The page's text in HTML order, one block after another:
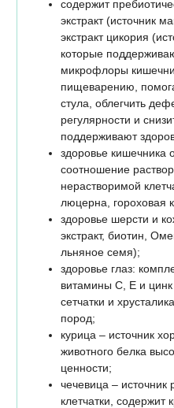
содержит
экстракт (источник
экстракт цикория
которые
микрофлоры
пищеварению,
стула, облегчить
регулярности и
поддерживают
здоровье кишечника
соотношение
нерастворимой
люцерна, гороховая
здоровье шерсти и
экстракт, биотин,
льняное семя);
здоровье глаз:
витамины С, Е и
сетчатки и
пород;
курица – источник
животного белка
ценности;
чечевица – источник
клетчатки,